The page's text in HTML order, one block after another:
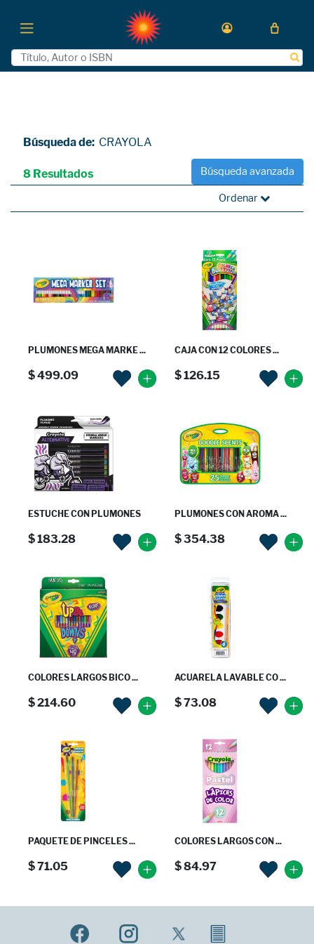
Búsqueda de: CRAYOLA
8 Resultados Búsqueda avanzada
Ordenar
PLUMONES MEGA MARKE ...
$ 499.09
CAJA CON 12 COLORES ...
$ 126.15
ESTUCHE CON PLUMONES
$ 183.28
PLUMONES CON AROMA ...
$ 354.38
COLORES LARGOS BICO ...
$ 214.60
ACUARELA LAVABLE CO ...
$ 73.08
PAQUETE DE PINCELES ...
$ 71.05
COLORES LARGOS CON ...
$ 84.97